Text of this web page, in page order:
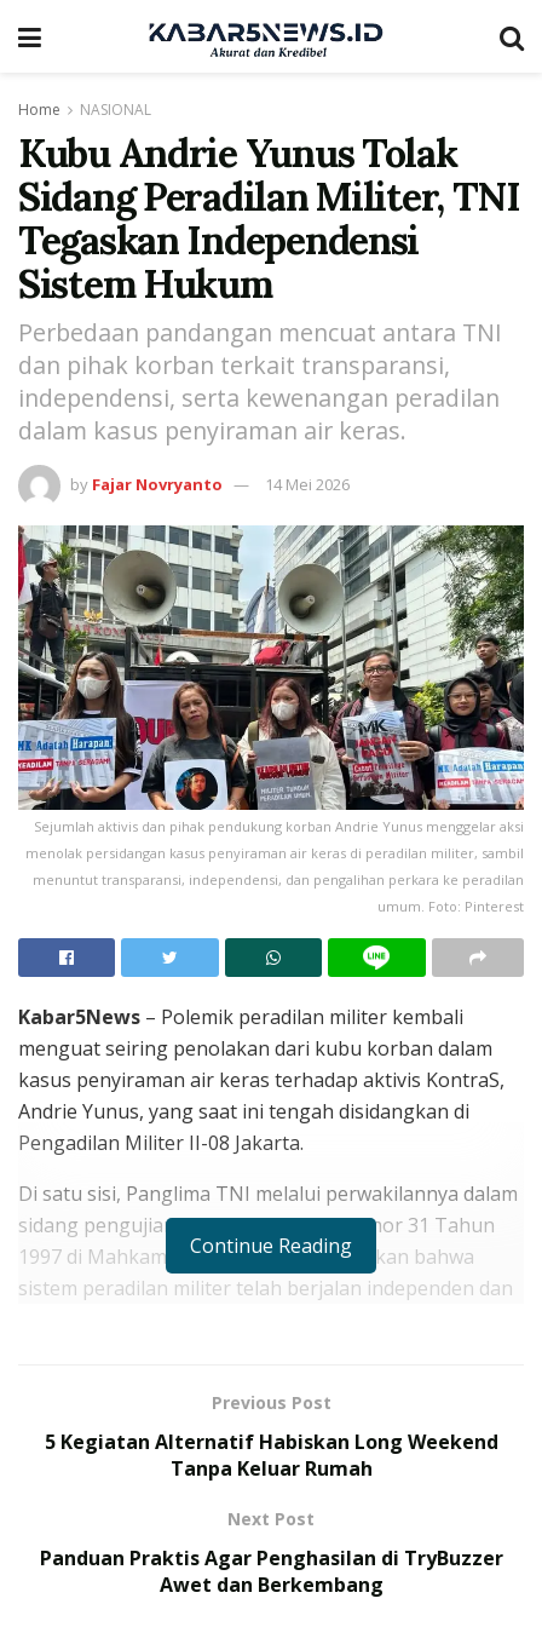
Home NASIONAL
Kubu Andrie Yunus Tolak
Sidang Peradilan Militer, TNI
Tegaskan Independensi
Sistem Hukum
Perbedaan pandangan mencuat antara TNI
dan pihak korban terkait transparansi,
independensi, serta kewenangan peradilan
dalam kasus penyiraman air keras.
by Fajar Novryanto 14 Mei 2026
Sejumlah aktivis dan pihak pendukung korban Andrie Yunus menggelar aksi
menolak persidangan kasus penyiraman air keras di peradilan militer, sambil
menuntut transparansi, independensi, dan pengalihan perkara ke peradilan
umum. Foto: Pinterest
Kabar5News – Polemik peradilan militer kembali
menguat seiring penolakan dari kubu korban dalam
kasus penyiraman air keras terhadap aktivis KontraS,
Andrie Yunus, yang saat ini tengah disidangkan di
Pengadilan Militer II-08 Jakarta.
Di satu sisi, Panglima TNI melalui perwakilannya dalam
sidang pengujian Undang-Undang Nomor 31 Tahun
1997 di Mahkamah Konstitusi menegaskan bahwa
sistem peradilan militer telah berjalan independen dan
175 Prajurit TNI Rampungkan Misi Perdamaian PBB di
Kongo, Terima Satyalancana Santi Dharma
Operasi Gabungan yang Ditampilkan
Irjen TNI Laksamana Madya TNI Hersan
Continue Reading
Previous Post
5 Kegiatan Alternatif Habiskan Long Weekend
Tanpa Keluar Rumah
Next Post
Panduan Praktis Agar Penghasilan di TryBuzzer
Awet dan Berkembang